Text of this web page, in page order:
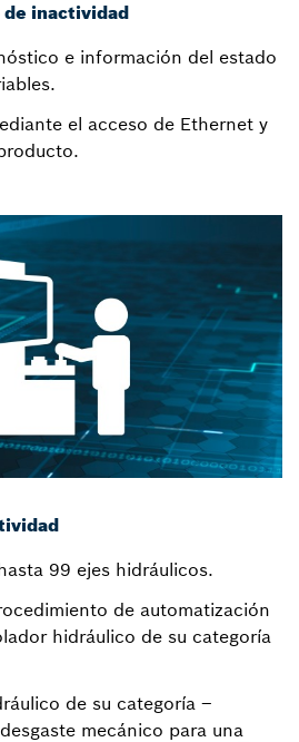
inactividad
e información del estado
el acceso de Ethernet y
99 ejes hidráulicos.
de automatización
hidráulico de su categoría
de su categoría –
mecánico para una